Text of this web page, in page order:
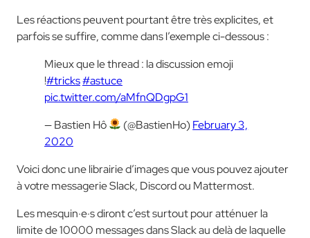
Les réactions peuvent pourtant être très explicites, et
parfois se suffire, comme dans l’exemple ci-dessous :
Mieux que le thread : la discussion emoji
!#tricks#astuce
pic.twitter.com/aMfnQDgpG1
— Bastien Hô
(@BastienHo)February 3,
2020
Voici donc une librairie d’images que vous pouvez ajouter
à votre messagerie Slack, Discord ou Mattermost.
Les mesquin·e·s diront c’est surtout pour atténuer la
limite de 10000 messages dans Slack au delà de laquelle